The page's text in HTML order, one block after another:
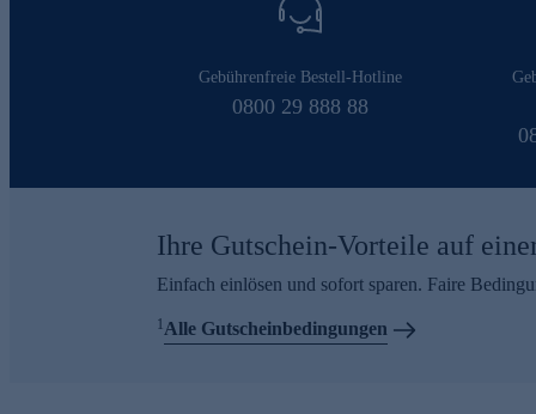
Gebührenfreie Bestell-Hotline
0800 29 888 88
Ihre Gutschein-Vorteile auf
Einfach einlösen und sofort sparen. Faire
1Alle Gutscheinbedingungen